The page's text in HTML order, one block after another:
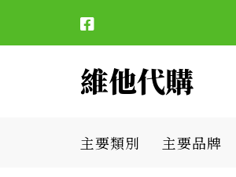
維他代購
主要類別 主要品牌